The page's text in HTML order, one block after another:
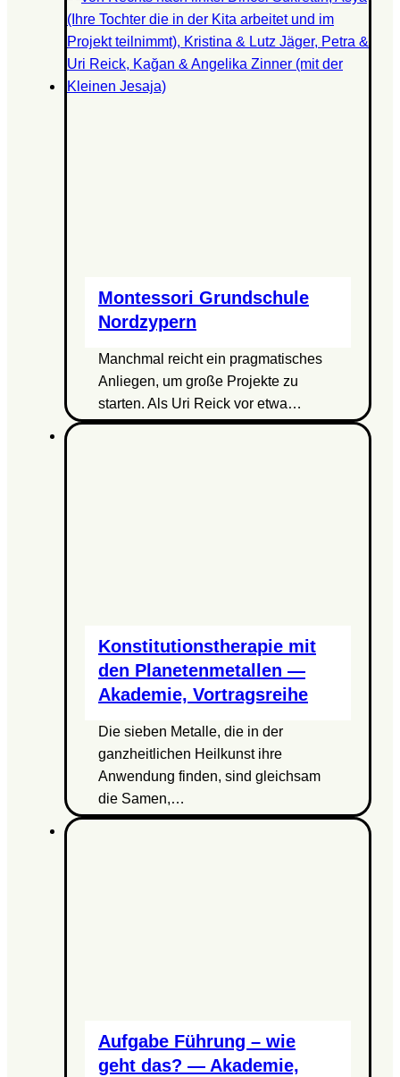
Montessori Grundschule
Nordzypern
Manchmal reicht ein pragmatisches
Anliegen, um große Projekte zu
starten. Als Uri Reick vor etwa…
Konstitutionstherapie mit
den Planetenmetallen —
Akademie, Vortragsreihe
Die sieben Metalle, die in der
ganzheitlichen Heilkunst ihre
Anwendung finden, sind gleichsam
die Samen,…
Aufgabe Führung – wie
geht das? — Akademie,